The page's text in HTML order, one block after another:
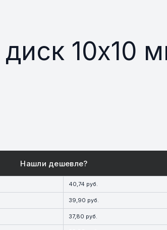
10х10
40,74 руб.
39,90 руб.
37,80 руб.